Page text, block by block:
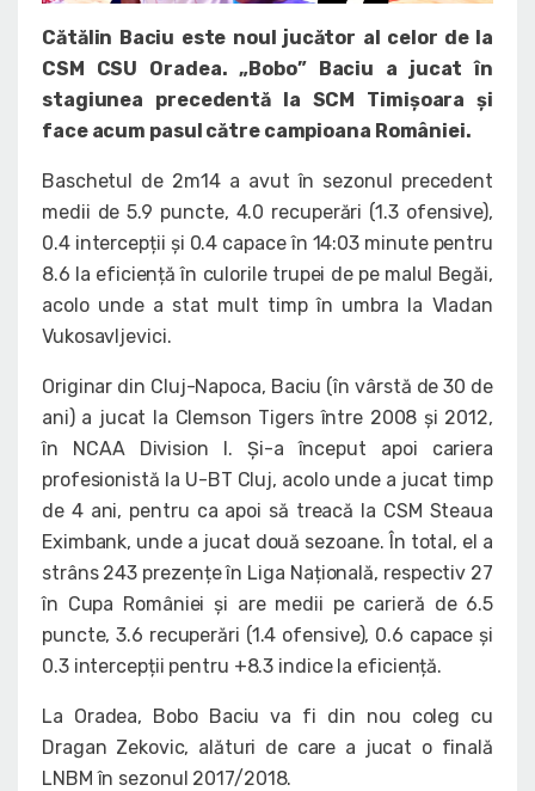
Cătălin Baciu este noul jucător al celor de la
CSM CSU Oradea. „Bobo” Baciu a jucat în
stagiunea precedentă la SCM Timișoara și
face acum pasul către campioana României.
Baschetul de 2m14 a avut în sezonul precedent
medii de 5.9 puncte, 4.0 recuperări (1.3 ofensive),
0.4 intercepții și 0.4 capace în 14:03 minute pentru
8.6 la eficiență în culorile trupei de pe malul Begăi,
acolo unde a stat mult timp în umbra la Vladan
Vukosavljevici.
Originar din Cluj-Napoca, Baciu (în vârstă de 30 de
ani) a jucat la Clemson Tigers între 2008 și 2012,
în NCAA Division I. Și-a început apoi cariera
profesionistă la U-BT Cluj, acolo unde a jucat timp
de 4 ani, pentru ca apoi să treacă la CSM Steaua
Eximbank, unde a jucat două sezoane. În total, el a
strâns 243 prezențe în Liga Națională, respectiv 27
în Cupa României și are medii pe carieră de 6.5
puncte, 3.6 recuperări (1.4 ofensive), 0.6 capace și
0.3 intercepții pentru +8.3 indice la eficiență.
La Oradea, Bobo Baciu va fi din nou coleg cu
Dragan Zekovic, alături de care a jucat o finală
LNBM în sezonul 2017/2018.